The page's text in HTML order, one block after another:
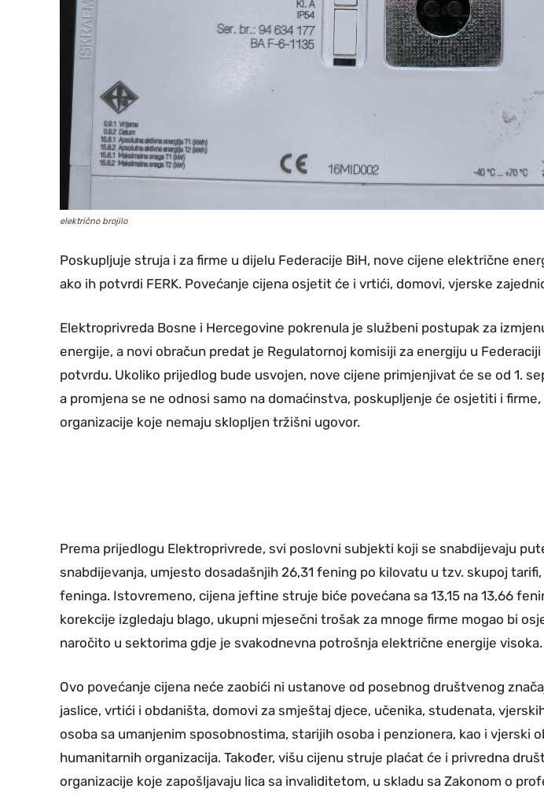
električno brojilo
Poskupljuje struja i za firme u dijelu Federacije BiH, nove cijene električne
ako ih potvrdi FERK. Povećanje cijena osjetit će i vrtići, domovi, vjerske
Elektroprivreda Bosne i Hercegovine pokrenula je službeni postupak za
energije, a novi obračun predat je Regulatornoj komisiji za energiju u Federaciji
potvrdu. Ukoliko prijedlog bude usvojen, nove cijene primjenjivat će se od 1.
a promjena se ne odnosi samo na domaćinstva, poskupljenje će osjetiti i
organizacije koje nemaju sklopljen tržišni ugovor.
Prema prijedlogu Elektroprivrede, svi poslovni subjekti koji se snabdijevaju
snabdijevanja, umjesto dosadašnjih 26,31 fening po kilovatu u tzv. skupoj
feninga. Istovremeno, cijena jeftine struje biće povećana sa 13,15 na 13,66
korekcije izgledaju blago, ukupni mjesečni trošak za mnoge firme mogao bi
naročito u sektorima gdje je svakodnevna potrošnja električne energije visoka.
Ovo povećanje cijena neće zaobići ni ustanove od posebnog društvenog
jaslice, vrtići i obdaništa, domovi za smještaj djece, učenika, studenata,
osoba sa umanjenim sposobnostima, starijih osoba i penzionera, kao i vjerski
humanitarnih organizacija. Također, višu cijenu struje plaćat će i privredna
organizacije koje zapošljavaju lica sa invaliditetom, u skladu sa Zakonom o